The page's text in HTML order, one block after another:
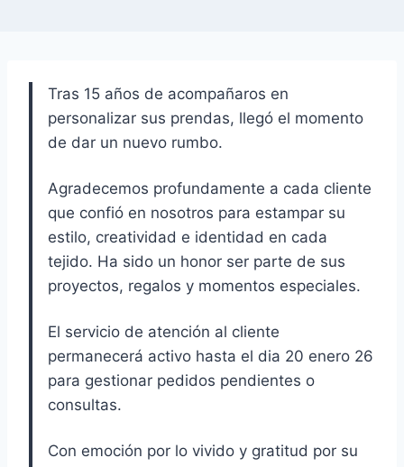
Tras 15 años de acompañaros en
personalizar sus prendas, llegó el momento
de dar un nuevo rumbo.
Agradecemos profundamente a cada cliente
que confió en nosotros para estampar su
estilo, creatividad e identidad en cada
tejido. Ha sido un honor ser parte de sus
proyectos, regalos y momentos especiales.
El servicio de atención al cliente
permanecerá activo hasta el dia 20 enero 26
para gestionar pedidos pendientes o
consultas.
Con emoción por lo vivido y gratitud por su